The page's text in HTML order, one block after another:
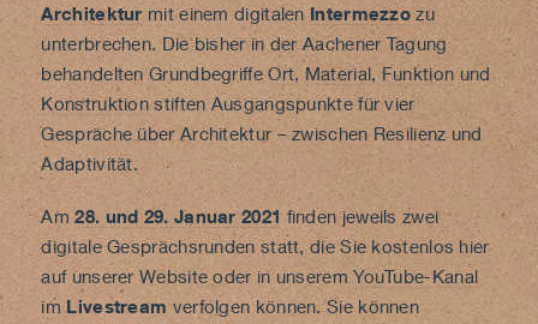
Architektur mit einem digitalen Intermezzozu
unterbrechen. Die bisher in der Aachener Tagung
behandelten GrundbegriffeOrt, Material,Funktionund
Konstruktion stiften Ausgangspunkte für vier
Gespräche über Architektur – zwischen Resilienz und
Adaptivität.
Am28. und 29. Januar 2021finden jeweils zwei
digitale Gesprächsrunden statt, die Sie kostenlos hier
auf unserer Website oder in unseremYouTube-Kanal
imLivestream verfolgen können. Sie können